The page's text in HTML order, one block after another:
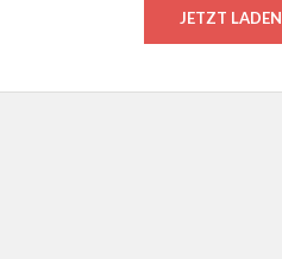
JETZT LADEN